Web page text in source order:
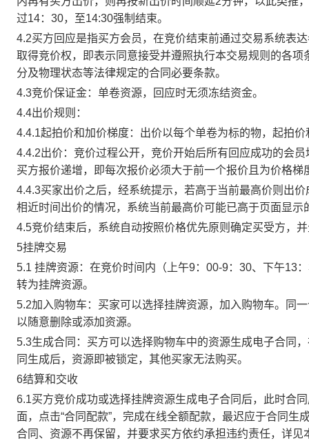
过14：30，至14:30强制结束。
4.2买方回应是指买方会员，在竞价结束前通过交易系统表
取得竞价权，即表示同意接受并遵照执行本交易规则的各
分及物理状态等法律规定的合同必要条款。
4.3竞价保证金：单卷资源，回应时无须冻结资金。
4.4出价规则：
4.4.1起拍价和加价梯度：出价以每个单卷为标的物，起拍
4.4.2出价：竞价过程公开，竞价开始后所有回应成功的会
买方报价递增，即每次报价必须大于前一个报价且为价格
4.4.3买家出价之后，经系统提示，若高于当前最高价则出
相近时间出价的情况，系统当前最高价可能已高于页面显示
4.5竞价结束后，系统自动按照价格优先原则确定买受方，
5挂牌交易
5.1 挂牌资源：在竞价时间内（上午9：00-9：30、下午13
转为挂牌资源。
5.2加入购物车：买家可以选择挂牌资源，加入购物车。同
以随意删除或添加资源。
5.3生成合同：买方可以选择购物车中的资源生成电子合同
同生成后，资源即被锁定，其他买家无法购买。
6结算和交收
6.1买方竞价成功或选择挂牌资源生成电子合同后，此时合
面，点击“合同配款”，完成在线全额配款，最迟应于合同
合同、资源不再保留，并要求买方依约承担违约责任，详见